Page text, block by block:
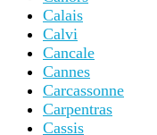
Calais
Calvi
Cancale
Cannes
Carcassonne
Carpentras
Cassis